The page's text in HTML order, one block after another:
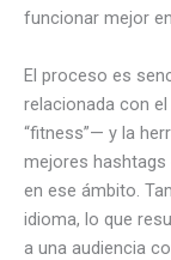
funcionar mejor
El proceso es
relacionada con
“fitness”— y la
mejores
en ese ámbito.
idioma, lo que
a una audiencia